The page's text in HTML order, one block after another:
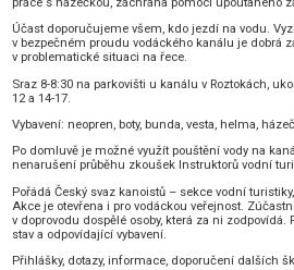
práce s házečkou, záchrana pomocí upoutaného
Účast doporučujeme všem, kdo jezdí na vodu.
v bezpečném proudu vodáckého kanálu je dobrá
v problematické situaci na řece.
Sraz 8-8:30 na parkovišti u kanálu v Roztokách,
12 a 14-17.
Vybavení: neopren, boty, bunda, vesta, helma,
Po domluvě je možné využít pouštění vody na
nenarušení průběhu zkoušek Instruktorů vodní
Pořádá Český svaz kanoistů – sekce vodní
Akce je otevřena i pro vodáckou veřejnost.
v doprovodu dospělé osoby, která za ni
stav a odpovídající vybavení.
Přihlášky, dotazy, informace, doporučení dalších